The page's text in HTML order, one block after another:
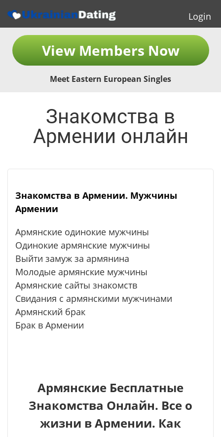
Login
View Members Now
Meet Eastern European Singles
Знакомства в
Армении онлайн
Знакомства в Армении. Мужчины
Армении
Армянские одинокие мужчины
Одинокие армянские мужчины
Выйти замуж за армянина
Молодые армянские мужчины
Армянские сайты знакомств
Свидания с армянскими мужчинами
Армянский брак
Брак в Армении
Армянские Бесплатные
Знакомства Онлайн. Все о
жизни в Армении. Как